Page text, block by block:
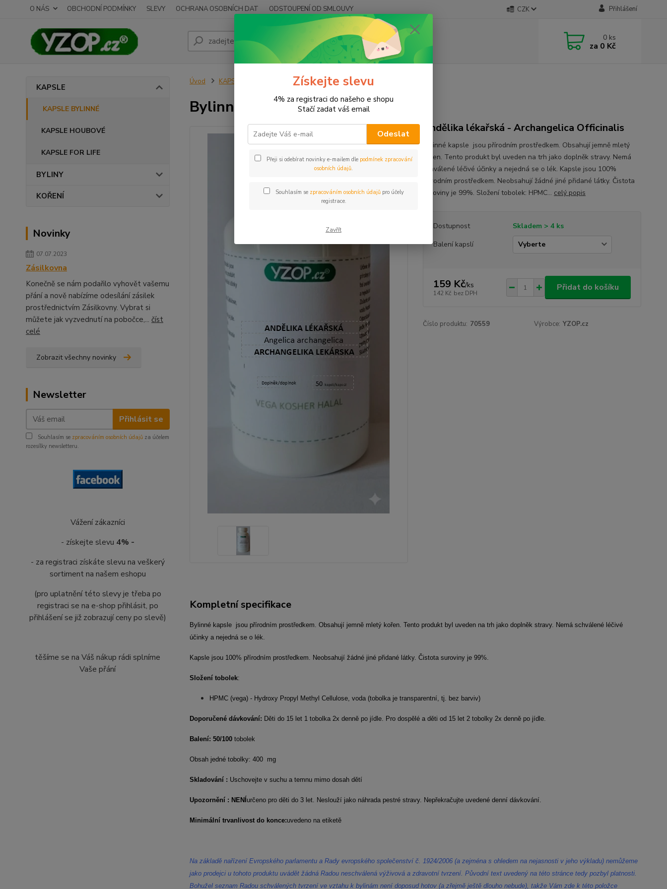
O NÁS OBCHODNÍ PODMÍNKY SLEVY OCHRANA OSOBNÍCH DAT ODSTOUPENÍ OD SMLOUVY CZK Přihlášení
Hledat 0 ks
za 0 Kč
KAPSLE
KAPSLE BYLINNÉ
KAPSLE HOUBOVÉ
KAPSLE FOR LIFE
BYLINY
KOŘENÍ
Novinky
07.07.2023
Zásilkovna
Konečně se nám podařilo vyhovět vašemu
přání a nově nabízíme odesílání zásilek
prostřednictvím Zásilkovny. Vybrat si
můžete jak vyzvednutí na pobočce,... číst
celé
Zobrazit všechny novinky
Newsletter
Přihlásit se
Souhlasím se zpracováním osobních údajů za účelem
rozesílky newsletteru.
Vážení zákazníci
- získejte slevu 4% -
- za registraci získáte slevu na veškerý
sortiment na našem eshopu
(pro uplatnění této slevy je třeba po
registraci se na e-shop přihlásit, po
přihlášení se již zobrazují ceny po slevě)
těšíme se na Váš nákup rádi splníme
Vaše přání
Úvod KAPSLE KAPSLE BYLINNÉ Bylinné kapsle Andělika lékařská
Bylinné kapsle Andělika lékařská
Andělika lékařská - Archangelica Officinalis
Bylinné kapsle jsou přírodním prostředkem. Obsahují jemně mletý
kořen. Tento produkt byl uveden na trh jako doplněk stravy. Nemá
schválené léčivé účinky a nejedná se o lék. Kapsle jsou 100%
přírodním prostředkem. Neobsahují žádné jiné přidané látky. Čistota
suroviny je 99%. Složení tobolek: HPMC... celý popis
Dostupnost
Skladem > 4 ks
Balení kapslí
159 Kč/ks
142 Kč bez DPH
Přidat do košíku
Číslo produktu: 70559 Výrobce: YZOP.cz
Kompletní specifikace
Bylinné kapsle jsou přírodním prostředkem. Obsahují jemně mletý kořen. Tento produkt byl uveden na trh jako doplněk stravy. Nemá schválené léčivé
účinky a nejedná se o lék.
Kapsle jsou 100% přírodním prostředkem. Neobsahují žádné jiné přidané látky. Čistota suroviny je 99%.
Složení tobolek:
HPMC (vega) - Hydroxy Propyl Methyl Cellulose, voda (tobolka je transparentní, tj. bez barviv)
Doporučené dávkování: Děti do 15 let 1 tobolka 2x denně po jídle. Pro dospělé a děti od 15 let 2 tobolky 2x denně po jídle.
Balení: 50/100 tobolek
Obsah jedné tobolky: 400 mg
Skladování : Uschovejte v suchu a temnu mimo dosah dětí
Upozornění : NENÍ určeno pro děti do 3 let. Neslouží jako náhrada pestré stravy. Nepřekračujte uvedené denní dávkování.
Minimální trvanlivost do konce:uvedeno na etiketě
Na základě nařízení Evropského parlamentu a Rady evropského společenství č. 1924/2006 (a zejména s ohledem na nejasnosti v jeho výkladu) nemůžeme
jako prodejci u tohoto produktu uvádět žádná Radou neschválená výživová a zdravotní tvrzení. Původní text uvedený na této stránce tedy pozbyl platnosti.
Bohužel seznam Radou schválených tvrzení ve vztahu k bylinám není doposud hotov (a zřejmě ještě dlouho nebude), takže Vám zde k této položce
Získejte slevu
4% za registraci do našeho e shopu
Stačí zadat váš email
Odeslat
Přeji si odebírat novinky e-mailem dle podmínek zpracování
osobních údajů.
Souhlasím se zpracováním osobních údajůpro účely
registrace.
Zavřít